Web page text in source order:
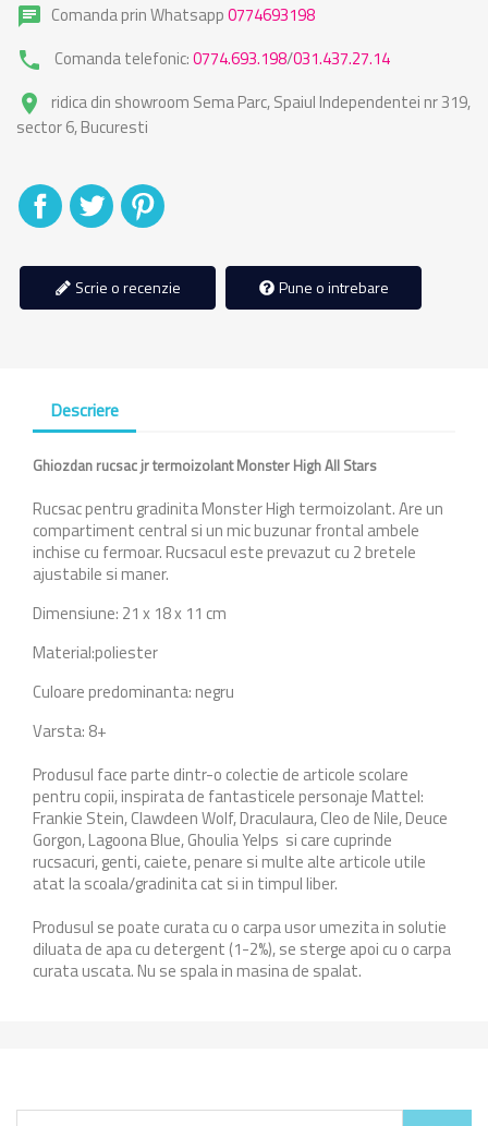
chat Comanda prin Whatsapp0774693198
phone Comanda telefonic:0774.693.198/031.437.27.14
place
ridica din showroom Sema Parc, Spaiul Independentei nr 319,
sector 6, Bucuresti
DistribuitiTweet
Scrie o recenzie Pune o intrebare
Descriere
Ghiozdan rucsac jr termoizolant Monster High All Stars
Rucsac pentru gradinita Monster High termoizolant. Are un
compartiment central si un mic buzunar frontal ambele
inchise cu fermoar. Rucsacul este prevazut cu 2 bretele
ajustabile si maner.
Dimensiune: 21 x 18 x 11 cm
Material:poliester
Culoare predominanta: negru
Varsta: 8+
Produsul face parte dintr-o colectie de articole scolare
pentru copii, inspirata de fantasticele personaje Mattel:
Frankie Stein, Clawdeen Wolf, Draculaura, Cleo de Nile, Deuce
Gorgon, Lagoona Blue, Ghoulia Yelps si care cuprinde
rucsacuri, genti, caiete, penare si multe alte articole utile
atat la scoala/gradinita cat si in timpul liber.
Produsul se poate curata cu o carpa usor umezita in solutie
diluata de apa cu detergent (1-2%), se sterge apoi cu o carpa
curata uscata. Nu se spala in masina de spalat.